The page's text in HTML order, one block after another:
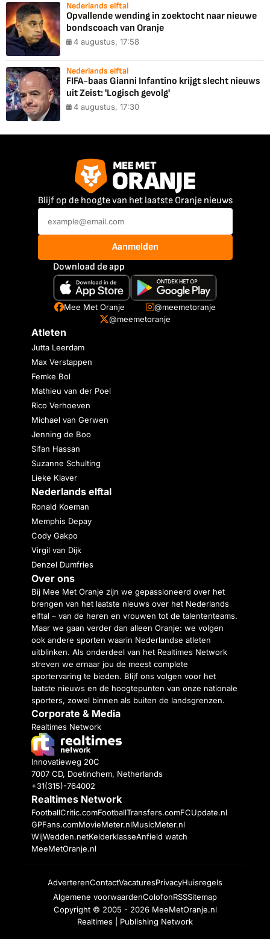
Nederlands elftal
Opvallende wending in zoektocht naar nieuwe
bondscoach van Oranje
4 augustus, 17:58
Nederlands elftal
FIFA-baas Gianni Infantino krijgt slecht nieuws
uit Zeist: 'Logisch gevolg'
4 augustus, 17:30
Blijf op de hoogte van het laatste Oranje nieuws
Aanmelden
Download de app
Mee Met Oranje
@meemetoranje
@meemetoranje
Atleten
Jutta Leerdam
Max Verstappen
Femke Bol
Mathieu van der Poel
Rico Verhoeven
Michael van Gerwen
Jenning de Boo
Sifan Hassan
Suzanne Schulting
Lieke Klaver
Nederlands elftal
Ronald Koeman
Memphis Depay
Cody Gakpo
Virgil van Dijk
Denzel Dumfries
Over ons
Bij Mee Met Oranje zijn we gepassioneerd over het
brengen van het laatste nieuws over het Nederlands
elftal – van de heren en vrouwen tot de talententeams.
Maar we gaan verder dan alleen Oranje: we volgen
ook andere sporten waarin Nederlandse atleten
uitblinken. Als onderdeel van het Realtimes Network
streven we ernaar jou de meest complete
sportervaring te bieden. Blijf ons volgen voor het
laatste nieuws en de hoogtepunten van onze nationale
sporters, zowel binnen als buiten de landsgrenzen.
Corporate & Media
Realtimes Network
Innovatieweg 20C
7007 CD, Doetinchem, Netherlands
+31(315)-764002
Realtimes Network
FootballCritic.comFootballTransfers.comFCUpdate.nl
GPFans.comMovieMeter.nlMusicMeter.nl
WijWedden.netKelderklasseAnfield watch
MeeMetOranje.nl
AdverterenContactVacaturesPrivacyHuisregels
Algemene voorwaardenColofonRSSSitemap
Copyright © 2005 - 2026 MeeMetOranje.nl
Realtimes | Publishing Network